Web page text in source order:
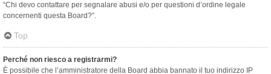
“Chi devo contattare per segnalare abusi e/o per questioni d’ordine legale
concernenti questa Board?”.
Top
Perché non riesco a registrarmi?
È possibile che l’amministratore della Board abbia bannato il tuo indirizzo IP